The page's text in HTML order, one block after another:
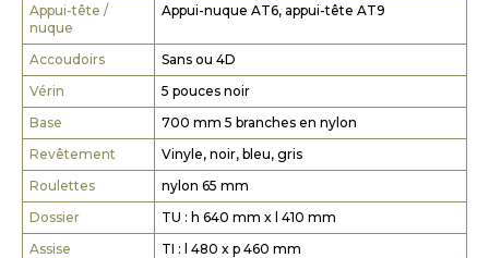
Appui-tête /
nuque
Appui-nuque AT6, appui-tête AT9
Accoudoirs
Sans ou 4D
Vérin
5 pouces noir
Base
700 mm 5 branches en nylon
Revêtement
Vinyle, noir, bleu, gris
Roulettes
nylon 65 mm
Dossier
TU : h 640 mm x l 410 mm
Assise
TI : l 480 x p 460 mm